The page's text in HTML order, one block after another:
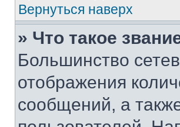
Вернуться наверх
» Что такое
Большинство
отображения
сообщений, а